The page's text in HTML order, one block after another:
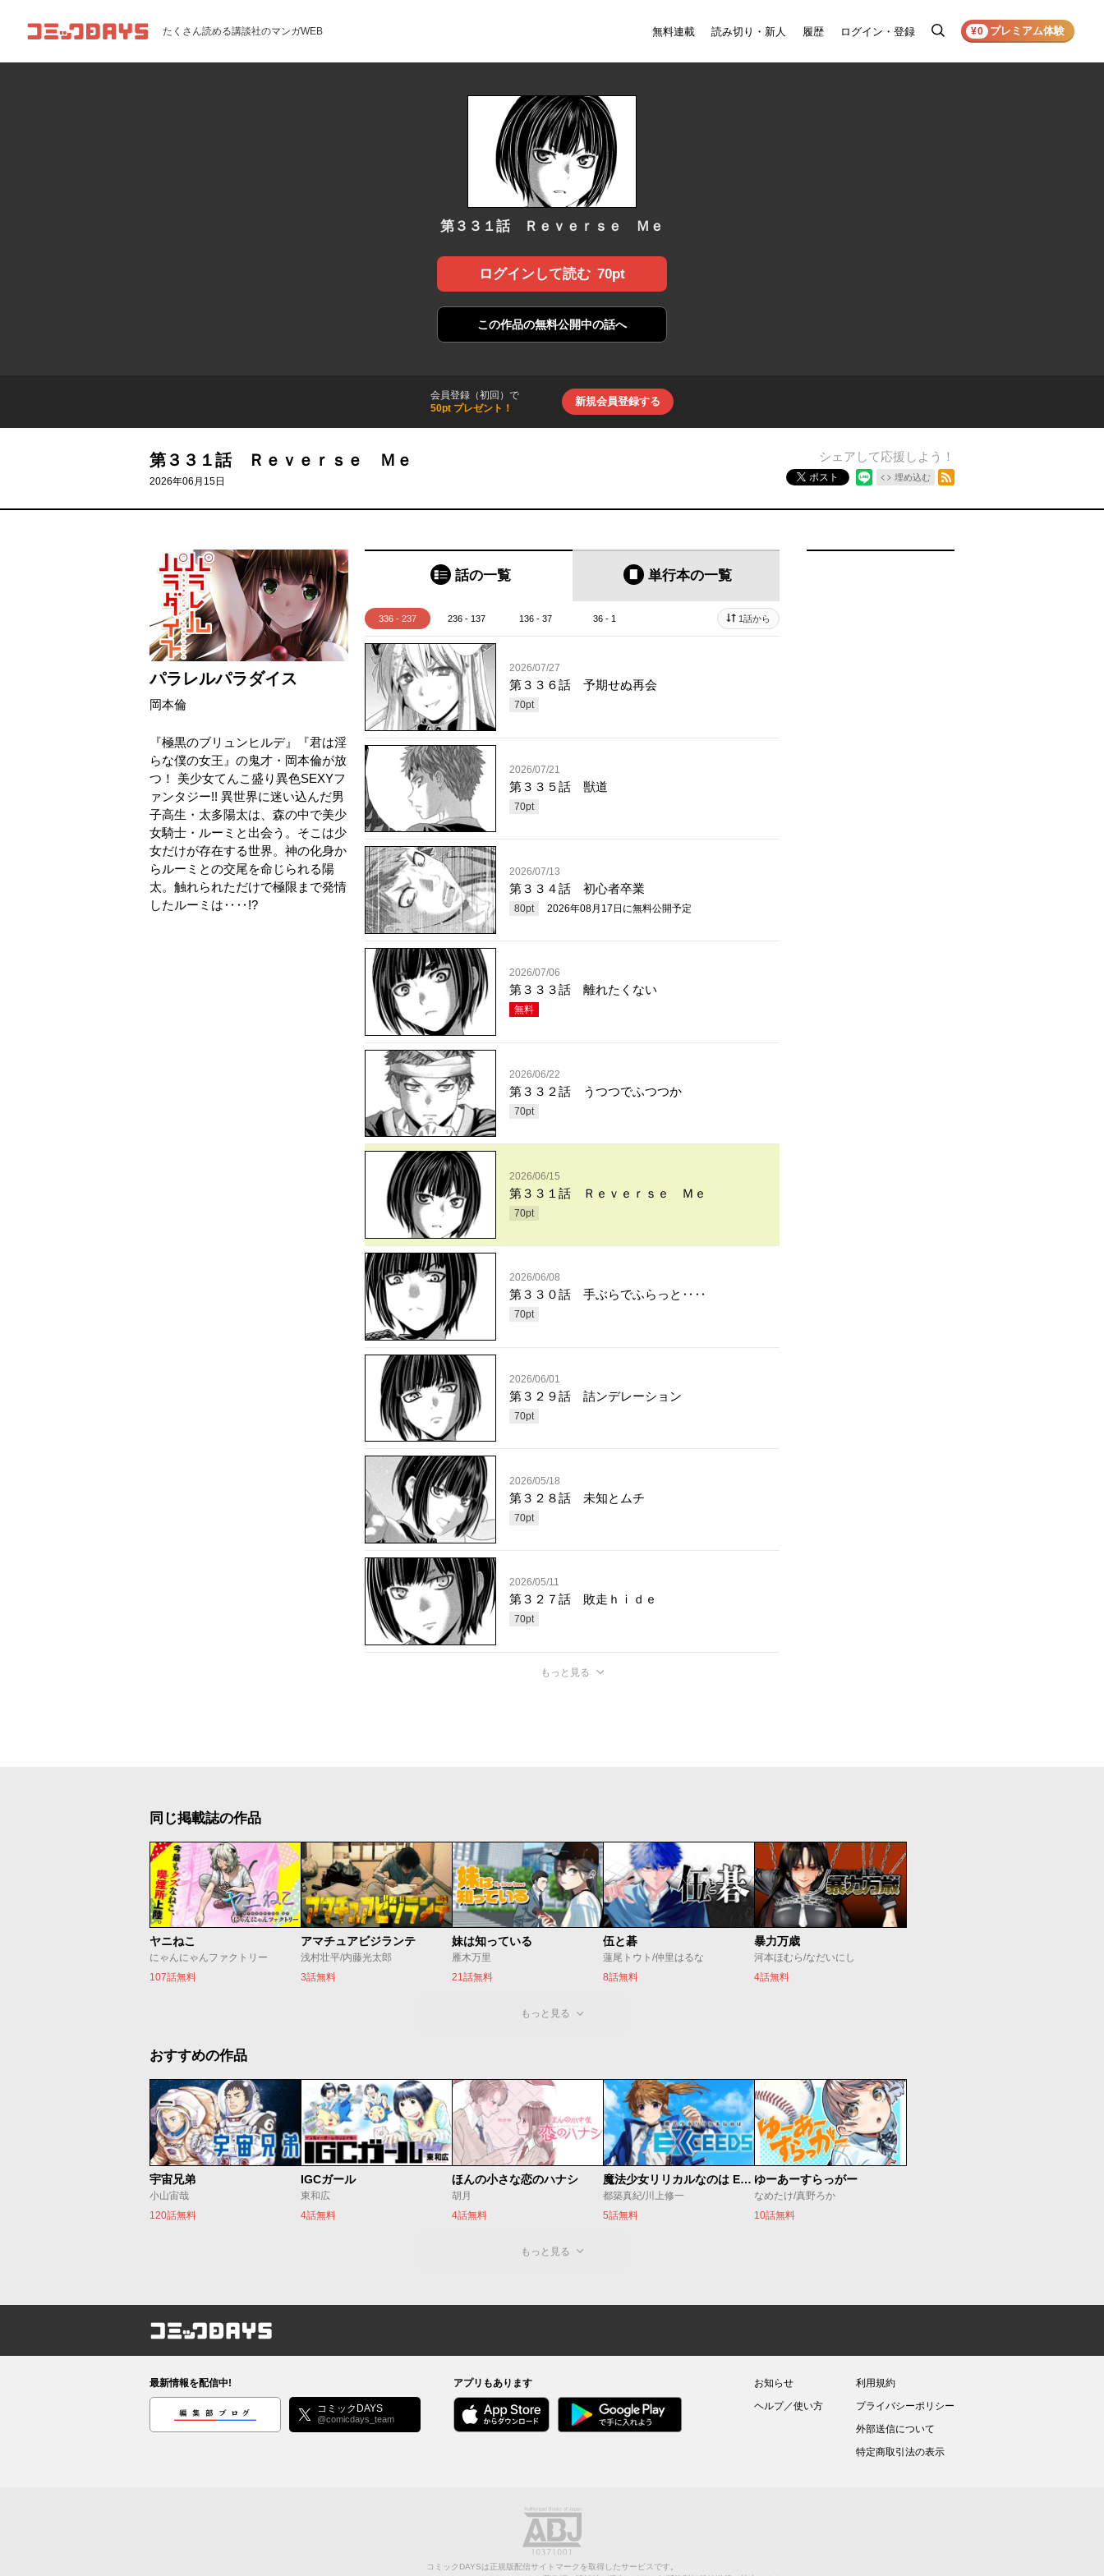
コミックDAYS たくさん読める講談社のマンガWEB 無料連載 読み切り・新人 履歴 ログイン・登録
検
¥0 プレミアム体験
第３３１話 Ｒｅｖｅｒｓｅ Ｍｅ
ログインして読む 70pt
この作品の無料公開中の話へ
会員登録（初回）で
50pt プレゼント！
新規会員登録する
第３３１話 Ｒｅｖｅｒｓｅ Ｍｅ
2026年06月15日
シェアして応援しよう！
ポスト 埋め込む
パラレルパラダイス
岡本倫
『極黒のブリュンヒルデ』『君は淫
らな僕の女王』の鬼才・岡本倫が放
つ！ 美少女てんこ盛り異色SEXYフ
ァンタジー!! 異世界に迷い込んだ男
子高生・太多陽太は、森の中で美少
女騎士・ルーミと出会う。そこは少
女だけが存在する世界。神の化身か
らルーミとの交尾を命じられる陽
太。触れられただけで極限まで発情
したルーミは‥‥!?
話の一覧 単行本の一覧
336 - 237 236 - 137 136 - 37 36 - 1 1話から
2026/07/27
第３３６話 予期せぬ再会
70pt
2026/07/21
第３３５話 獣道
70pt
2026/07/13
第３３４話 初心者卒業
80pt 2026年08月17日 に無料公開予定
2026/07/06
第３３３話 離れたくない
無料
2026/06/22
第３３２話 うつつでふつつか
70pt
2026/06/15
第３３１話 Ｒｅｖｅｒｓｅ Ｍｅ
70pt
2026/06/08
第３３０話 手ぶらでふらっと‥‥
70pt
2026/06/01
第３２９話 詰ンデレーション
70pt
2026/05/18
第３２８話 未知とムチ
70pt
2026/05/11
第３２７話 敗走ｈｉｄｅ
70pt
もっと見る
同じ掲載誌の作品
ヤニねこ
にゃんにゃんファクトリー
107話無料
アマチュアビジランテ
浅村壮平/内藤光太郎
3話無料
妹は知っている
雁木万里
21話無料
伍と碁
蓮尾トウト/仲里はるな
8話無料
暴力万歳
河本ほむら/なだいにし
4話無料
もっと見る
おすすめの作品
宇宙兄弟
小山宙哉
120話無料
IGCガール
東和広
4話無料
ほんの小さな恋のハナシ
胡月
4話無料
魔法少女リリカルなのは EXCEEDS
都築真紀/川上修一
5話無料
ゆーあーすらっがー
なめたけ/真野ろか
10話無料
もっと見る
コミックDAYS
最新情報を配信中!
編集部ブログ コミックDAYS
@comicdays_team
アプリもあります
お知らせ
ヘルプ／使い方
利用規約
プライバシーポリシー
外部送信について
特定商取引法の表示
コミックDAYSは正規版配信サイトマークを取得したサービスです。